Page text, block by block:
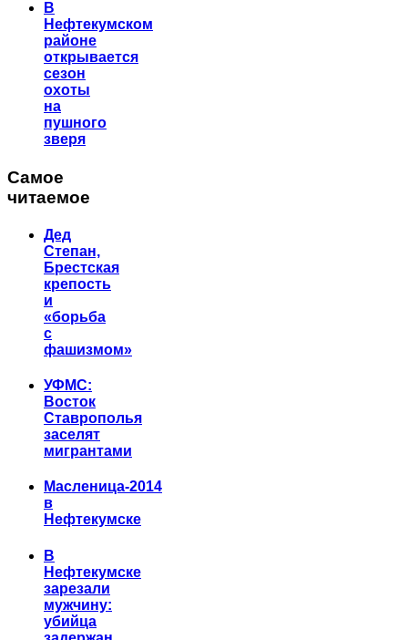
В
Нефтекумском
районе
открывается
сезон
охоты
на
пушного
зверя
Самое
читаемое
Дед
Степан,
Брестская
крепость
и
«борьба
с
фашизмом»
УФМС:
Восток
Ставрополья
заселят
мигрантами
Масленица-2014
в
Нефтекумске
В
Нефтекумске
зарезали
мужчину:
убийца